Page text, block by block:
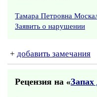
Тамара Петровна
Заявить о нарушении
+ добавить замечания
Рецензия на «Запах